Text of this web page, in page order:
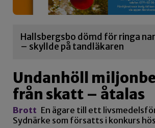
Hallsbergsbo dömd för ringa
– skyllde på tandläkaren
Undanhöll
från skatt – åtalas
Brott En ägare till ett
Sydnärke som försatts i konkurs